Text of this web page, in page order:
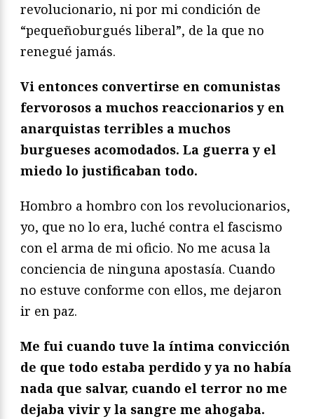
revolucionario, ni por mi condición de
“pequeñoburgués liberal”, de la que no
renegué jamás.
Vi entonces convertirse en comunistas
fervorosos a muchos reaccionarios y en
anarquistas terribles a muchos
burgueses acomodados. La guerra y el
miedo lo justificaban todo.
Hombro a hombro con los revolucionarios,
yo, que no lo era, luché contra el fascismo
con el arma de mi oficio. No me acusa la
conciencia de ninguna apostasía. Cuando
no estuve conforme con ellos, me dejaron
ir en paz.
Me fui cuando tuve la íntima convicción
de que todo estaba perdido y ya no había
nada que salvar, cuando el terror no me
dejaba vivir y la sangre me ahogaba.